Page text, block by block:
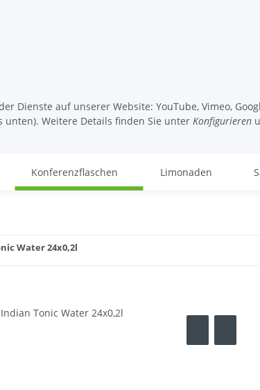
Dienste auf unserer Website: YouTube, Vimeo,
Weitere Details finden Sie unter Konfigurieren
Konferenzflaschen Limonaden
Water 24x0,2l